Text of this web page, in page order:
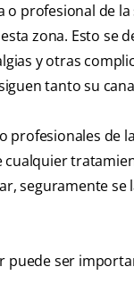
o profesional de
zona. Esto se
y otras
tanto su
profesionales de
cualquier
seguramente
puede ser